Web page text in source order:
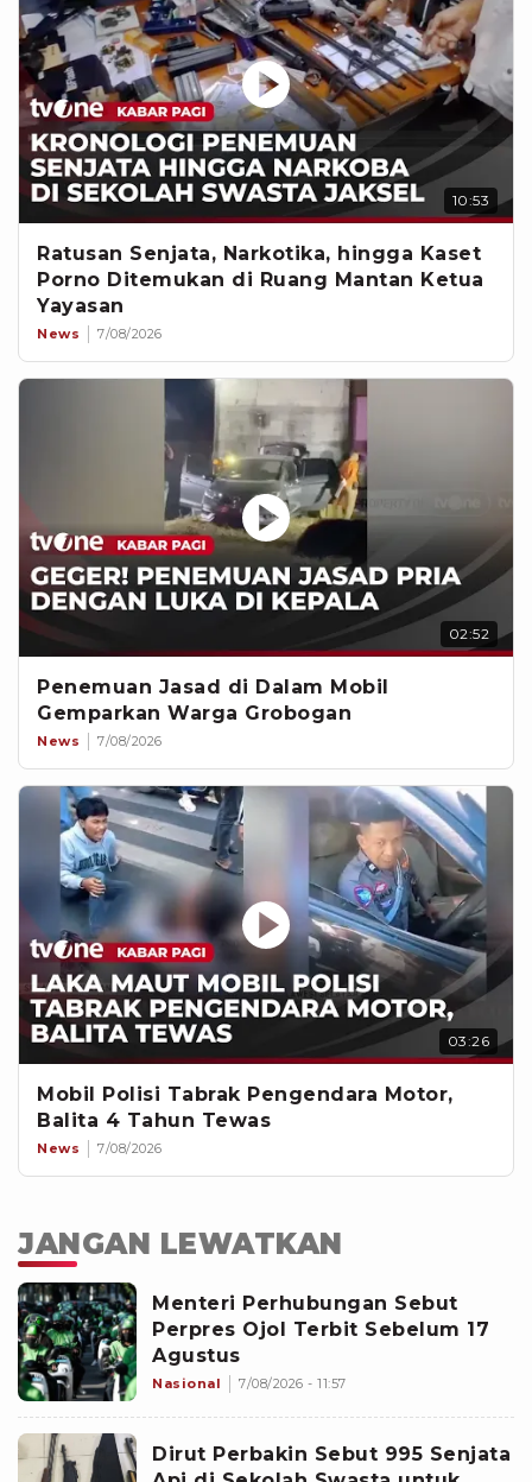
10:53
Ratusan Senjata, Narkotika, hingga Kaset
Porno Ditemukan di Ruang Mantan Ketua
Yayasan
News 7/08/2026
02:52
Penemuan Jasad di Dalam Mobil
Gemparkan Warga Grobogan
News 7/08/2026
03:26
Mobil Polisi Tabrak Pengendara Motor,
Balita 4 Tahun Tewas
News 7/08/2026
JANGAN LEWATKAN
Menteri Perhubungan Sebut
Perpres Ojol Terbit Sebelum 17
Agustus
Nasional 7/08/2026 - 11:57
Dirut Perbakin Sebut 995 Senjata